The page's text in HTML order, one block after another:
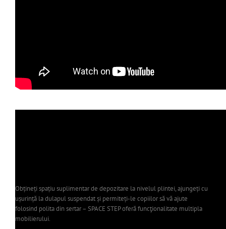
Obțineți spațiu suplimentar de depozitare la nivelul plintei, ajungeți cu
ușurință la dulapul suspendat și permiteți-le copiilor să vă ajute
folosind polita din sertar – SPACE STEP oferă funcţionalitate multipla
mobilierului.